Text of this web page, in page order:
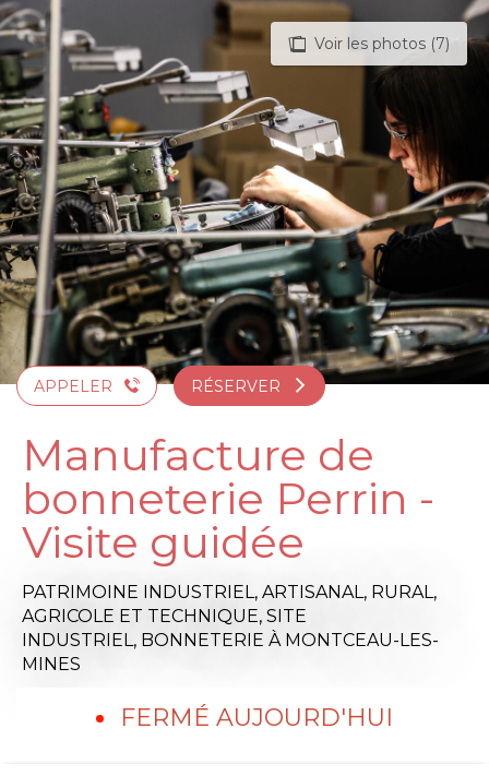
Aller
au
contenu
principal
Voir les photos (7)
APPELER RÉSERVER
Manufacture de
bonneterie Perrin -
Visite guidée
PATRIMOINE INDUSTRIEL, ARTISANAL, RURAL,
AGRICOLE ET TECHNIQUE, SITE
INDUSTRIEL, BONNETERIE À MONTCEAU-LES-
MINES
FERMÉ AUJOURD'HUI